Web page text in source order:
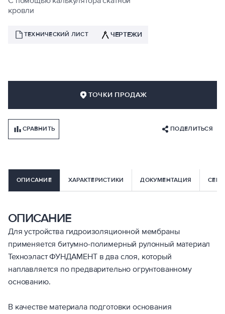
кровли
ТЕХНИЧЕСКИЙ ЛИСТ ЧЕРТЕЖИ
ТОЧКИ ПРОДАЖ
СРАВНИТЬ ПОДЕЛИТЬСЯ
ОПИСАНИЕ ХАРАКТЕРИСТИКИ ДОКУМЕНТАЦИЯ
ОПИСАНИЕ
Для устройства гидроизоляционной мембраны
применяется битумно-полимерный рулонный материал
Техноэласт ФУНДАМЕНТ в два слоя, который
наплавляется по предварительно огрунтованному
основанию.
В качестве материала подготовки основания